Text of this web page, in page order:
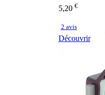
5,20 €
2 avis
Découvrir